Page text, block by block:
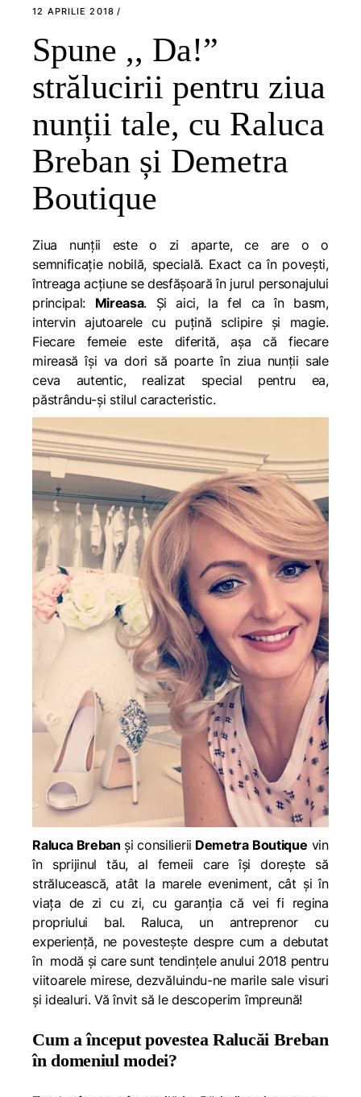
12 APRILIE 2018
Spune ,, Da!”
strălucirii pentru ziua
nunții tale, cu Raluca
Breban și Demetra
Boutique
Ziua nunții este o zi aparte, ce are o o
semnificație nobilă, specială. Exact ca în povești,
întreaga acțiune se desfășoară în jurul personajului
principal: Mireasa. Și aici, la fel ca în basm,
intervin ajutoarele cu puțină sclipire și magie.
Fiecare femeie este diferită, așa că fiecare
mireasă își va dori să poarte în ziua nunții sale
ceva autentic, realizat special pentru ea,
păstrându-și stilul caracteristic.
Raluca Breban și consilierii Demetra Boutique vin
în sprijinul tău, al femeii care își dorește să
strălucească, atât la marele eveniment, cât și în
viața de zi cu zi, cu garanția că vei fi regina
propriului bal. Raluca, un antreprenor cu
experiență, ne povestește despre cum a debutat
în modă și care sunt tendințele anului 2018 pentru
viitoarele mirese, dezvăluindu-ne marile sale visuri
și idealuri. Vă învit să le descoperim împreună!
Cum a început povestea Ralucăi Breban
în domeniul modei?